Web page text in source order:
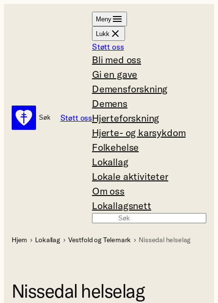
Søk
Søk Støtt oss
Meny
Lukk
Støtt oss
Bli med oss
Gi en gave
Demensforskning
Demens
Hjerteforskning
Hjerte- og karsykdom
Folkehelse
Lokallag
Lokale aktiviteter
Om oss
Lokallagsnett
Hjem Lokallag Vestfold og Telemark Nissedal helselag
Nissedal helselag